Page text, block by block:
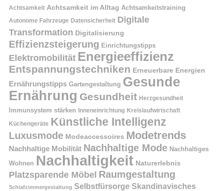
Achtsamkeit Achtsamkeit im Alltag Achtsamkeitstraining
Autonome Fahrzeuge Datensicherheit Digitale
Transformation Digitalisierung
Effizienzsteigerung Einrichtungstipps
Elektromobilität Energieeffizienz
Entspannungstechniken Erneuerbare Energien
Ernährungstipps Gartengestaltung Gesunde
Ernährung Gesundheit Herzgesundheit
Immunsystem stärken Inneneinrichtung Kreislaufwirtschaft
Küchengeräte Künstliche Intelligenz
Luxusmode Modeaccessoires Modetrends
Nachhaltige Mobilität Nachhaltige Mode Nachhaltiges
Wohnen Nachhaltigkeit Naturerlebnis
Platzsparende Möbel Raumgestaltung
Schlafzimmergestaltung Selbstfürsorge Skandinavisches